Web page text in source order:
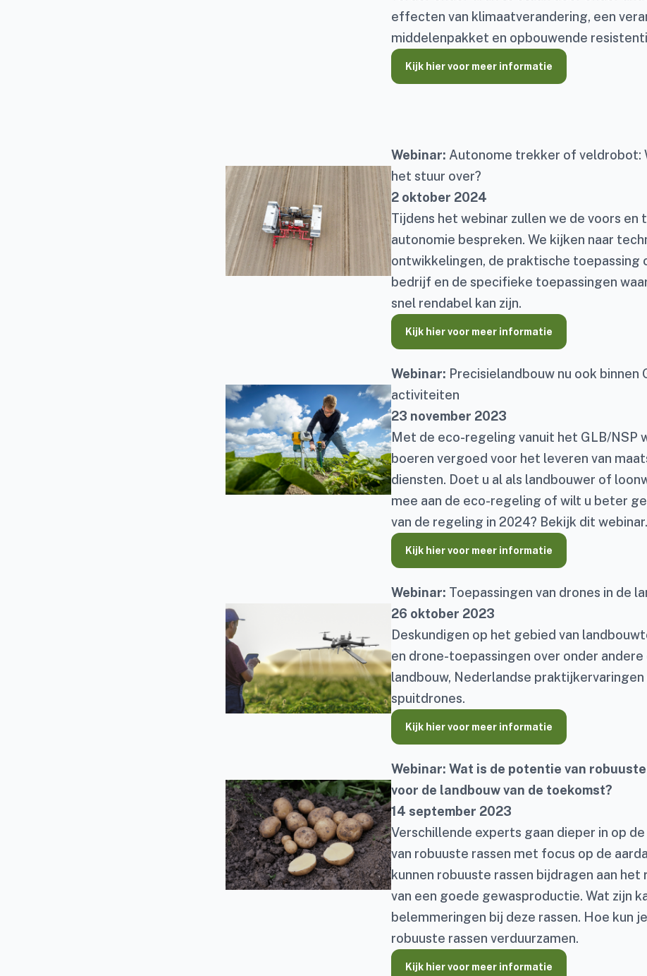
effecten van klimaatverandering, een
middelenpakket en opbouwende
Kijk hier voor meer informatie
Webinar: Autonome trekker of veldrobot:
het stuur over?
2 oktober 2024
Tijdens het webinar zullen we de voors en
autonomie bespreken. We kijken naar
ontwikkelingen, de praktische toepassing
bedrijf en de specifieke toepassingen
snel rendabel kan zijn.
Kijk hier voor meer informatie
Webinar: Precisielandbouw nu ook binnen
activiteiten
23 november 2023
Met de eco-regeling vanuit het GLB/NSP
boeren vergoed voor het leveren van
diensten. Doet u al als landbouwer of
mee aan de eco-regeling of wilt u beter
van de regeling in 2024? Bekijk dit webinar.
Kijk hier voor meer informatie
Webinar: Toepassingen van drones in de
26 oktober 2023
Deskundigen op het gebied van
en drone-toepassingen over onder andere
landbouw, Nederlandse praktijkervaringen
spuitdrones.
Kijk hier voor meer informatie
Webinar: Wat is de potentie van
voor de landbouw van de toekomst?
14 september 2023
Verschillende experts gaan dieper in op
van robuuste rassen met focus op de
kunnen robuuste rassen bijdragen aan het
van een goede gewasproductie. Wat zijn
belemmeringen bij deze rassen. Hoe kun
robuuste rassen verduurzamen.
Kijk hier voor meer informatie